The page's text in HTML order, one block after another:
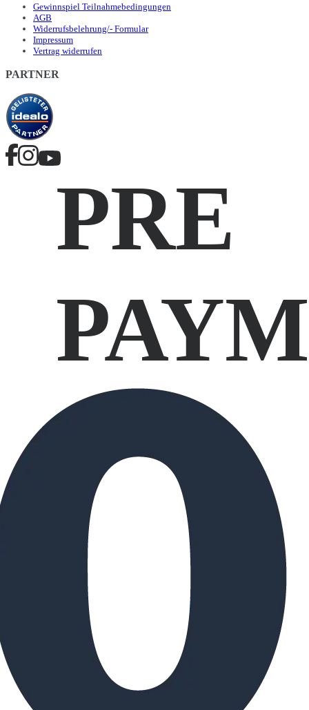
Gewinnspiel Teilnahmebedingungen
AGB
Widerrufsbelehrung/- Formular
Impressum
Vertrag widerrufen
PARTNER